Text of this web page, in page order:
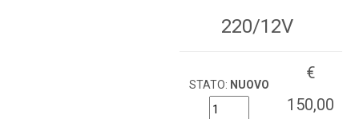
220/12V
STATO: NUOVO
€
150,00